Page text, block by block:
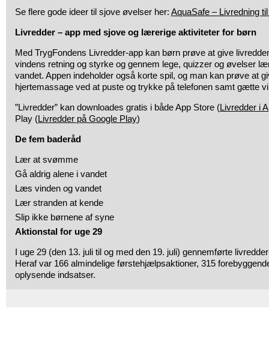
Se flere gode ideer til sjove øvelser her: AquaSafe – Livredning
Livredder – app med sjove og lærerige aktiviteter for børn
Med TrygFondens Livredder-app kan børn prøve at give
vindens retning og styrke og gennem lege, quizzer og øvelser
vandet. Appen indeholder også korte spil, og man kan prøve at
hjertemassage ved at puste og trykke på telefonen samt gætte
”Livredder” kan downloades gratis i både App Store (Livredder i
Play (Livredder på Google Play)
De fem baderåd
Lær at svømme
Gå aldrig alene i vandet
Læs vinden og vandet
Lær stranden at kende
Slip ikke børnene af syne
Aktionstal for uge 29
I uge 29 (den 13. juli til og med den 19. juli) gennemførte
Heraf var 166 almindelige førstehjælpsaktioner, 315
oplysende indsatser.